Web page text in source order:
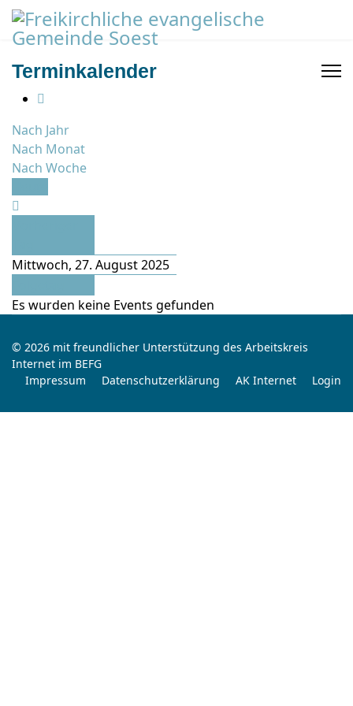
Terminkalender
Nach Jahr
Nach Monat
Nach Woche
Mittwoch, 27. August 2025
Es wurden keine Events gefunden
© 2026 mit freundlicher Unterstützung des Arbeitskreis
Internet im BEFG
Impressum
Datenschutzerklärung AK Internet Login